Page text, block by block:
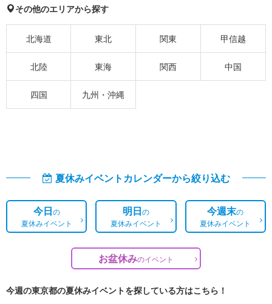
その他のエリアから探す
北海道 東北 関東 甲信越
北陸 東海 関西 中国
四国 九州・沖縄
夏休みイベントカレンダーから絞り込む
今日の
夏休みイベント
明日の
夏休みイベント
今週末の
夏休みイベント
お盆休みのイベント
今週の東京都の夏休みイベントを探している方はこちら！